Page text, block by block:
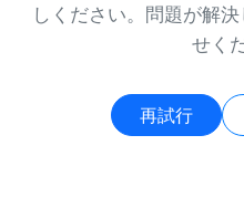
しください。問題が解
せく
再試行